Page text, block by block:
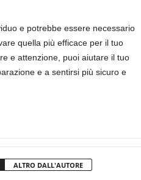
e potrebbe essere necessario
quella più efficace per il tuo
e attenzione, puoi aiutare il tuo
e a sentirsi più sicuro e
ALTRO DALL'AUTORE